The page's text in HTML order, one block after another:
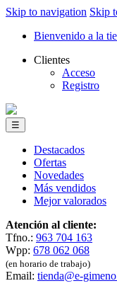
Skip to navigation Skip
Bienvenido a la
Clientes
Acceso
Registro
☰
Destacados
Ofertas
Novedades
Más vendidos
Mejor valorados
Atención al cliente:
Tfno.: 963 704 163
Wpp: 678 062 068
(en horario de trabajo)
Email: tienda@e-